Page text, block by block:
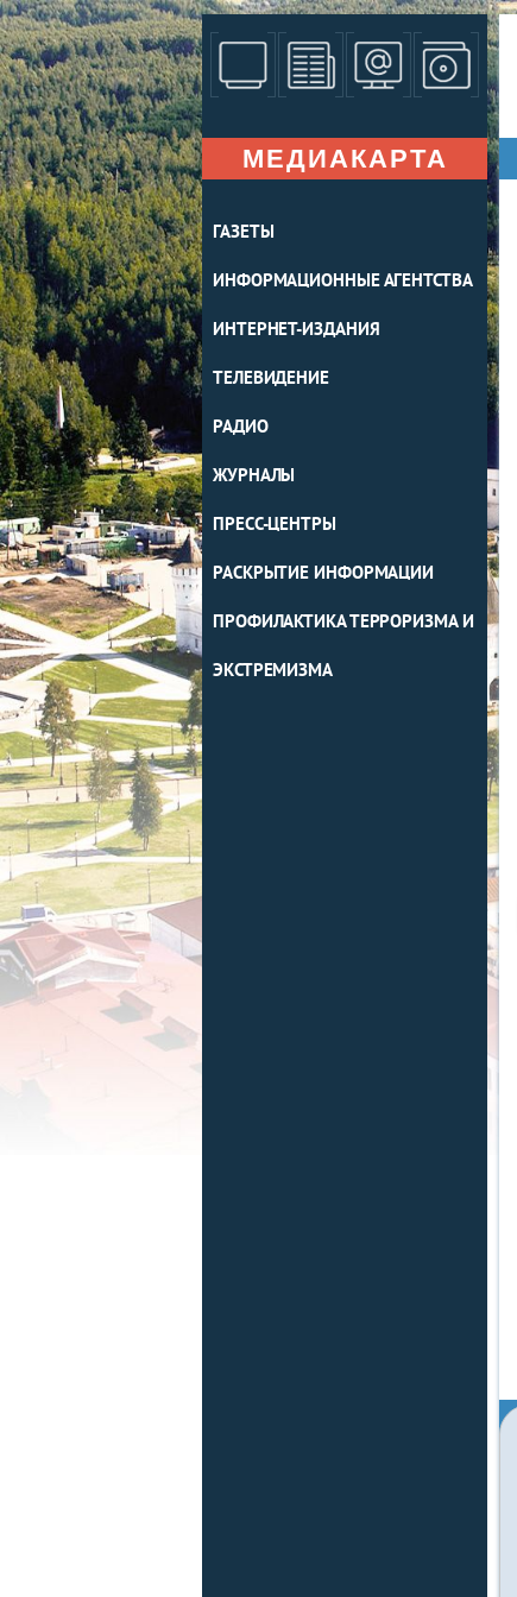
МЕДИАКАРТА
ГАЗЕТЫ
ИНФОРМАЦИОННЫЕ АГЕНТСТВА
ИНТЕРНЕТ-ИЗДАНИЯ
ТЕЛЕВИДЕНИЕ
РАДИО
ЖУРНАЛЫ
ПРЕСС-ЦЕНТРЫ
РАСКРЫТИЕ ИНФОРМАЦИИ
ПРОФИЛАКТИКА ТЕРРОРИЗМА И
ЭКСТРЕМИЗМА